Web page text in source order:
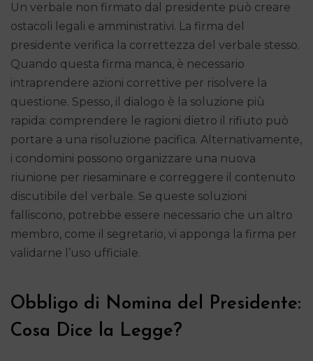
Un verbale non firmato dal presidente può creare
ostacoli legali e amministrativi. La firma del
presidente verifica la correttezza del verbale stesso.
Quando questa firma manca, è necessario
intraprendere azioni correttive per risolvere la
questione. Spesso, il dialogo è la soluzione più
rapida: comprendere le ragioni dietro il rifiuto può
portare a una risoluzione pacifica. Alternativamente,
i condomini possono organizzare una nuova
riunione per riesaminare e correggere il contenuto
discutibile del verbale. Se queste soluzioni
falliscono, potrebbe essere necessario che un altro
membro, come il segretario, vi apponga la firma per
validarne l’uso ufficiale.
Obbligo di Nomina del Presidente:
Cosa Dice la Legge?